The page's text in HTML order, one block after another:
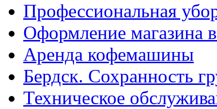
Профессиональная
Оформление магазина
Аренда кофемашины
Бердск. Сохранность
Техническое